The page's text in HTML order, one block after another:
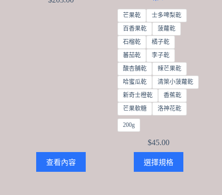
查看內容
芒果乾
士多啤梨乾
百香果乾
菠蘿乾
石榴乾
橘子乾
蕃茄乾
李子乾
酸杏脯乾
辣芒果乾
哈蜜瓜乾
清箂小菠蘿乾
新奇士橙乾
香蕉乾
芒果軟糖
洛神花乾
200g
$45.00
選擇規格
product
has